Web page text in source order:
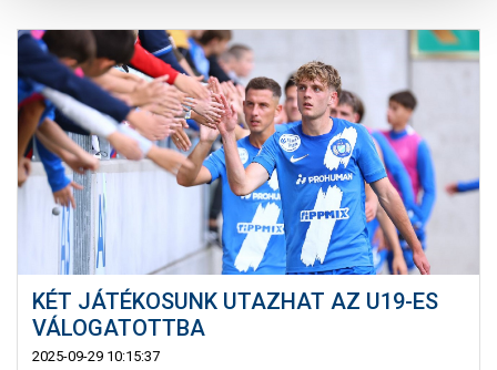
KÉT JÁTÉKOSUNK UTAZHAT AZ U19-ES
VÁLOGATOTTBA
2025-09-29 10:15:37